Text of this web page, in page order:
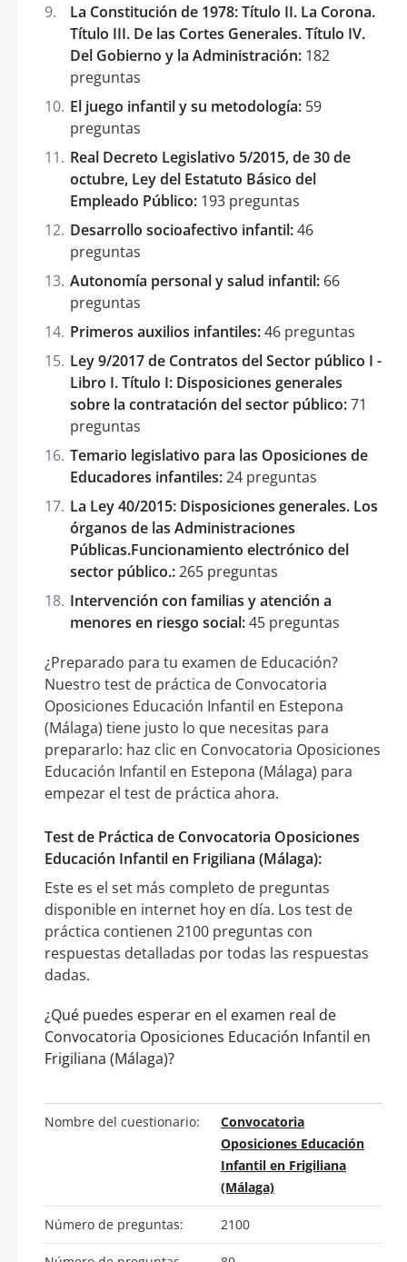
La Constitución de 1978: Título II. La Corona.
Título III. De las Cortes Generales. Título IV.
Del Gobierno y la Administración: 182
preguntas
El juego infantil y su metodología: 59
preguntas
Real Decreto Legislativo 5/2015, de 30 de
octubre, Ley del Estatuto Básico del
Empleado Público: 193 preguntas
Desarrollo socioafectivo infantil:46
preguntas
Autonomía personal y salud infantil: 66
preguntas
Primeros auxilios infantiles:46 preguntas
Ley 9/2017 de Contratos del Sector público I -
Libro I. Título I: Disposiciones generales
sobre la contratación del sector público:71
preguntas
Temario legislativo para las Oposiciones de
Educadores infantiles:24 preguntas
La Ley 40/2015: Disposiciones generales. Los
órganos de las Administraciones
Públicas.Funcionamiento electrónico del
sector público.:265 preguntas
Intervención con familias y atención a
menores en riesgo social:45 preguntas
¿Preparado para tu examen de Educación?
Nuestro test de práctica de Convocatoria
Oposiciones Educación Infantil en Estepona
(Málaga) tiene justo lo que necesitas para
prepararlo: haz clic en Convocatoria Oposiciones
Educación Infantil en Estepona (Málaga) para
empezar el test de práctica ahora.
Test de Práctica de Convocatoria Oposiciones
Educación Infantil en Frigiliana (Málaga):
Este es el set más completo de preguntas
disponible en internet hoy en día. Los test de
práctica contienen 2100 preguntas con
respuestas detalladas por todas las respuestas
dadas.
¿Qué puedes esperar en el examen real de
Convocatoria Oposiciones Educación Infantil en
Frigiliana (Málaga)?
Nombre del cuestionario:
Convocatoria
Oposiciones Educación
Infantil en Frigiliana
(Málaga)
Número de preguntas: 2100